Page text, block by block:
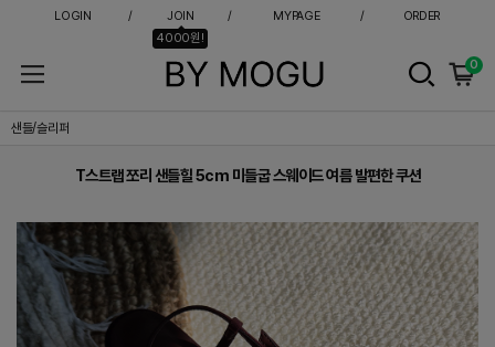
LOGIN
JOIN
4000원!
MYPAGE ORDER
0
T스트랩 쪼리 샌들힐 5cm 미들굽 스웨이드 여름 발편한 쿠션
샌들/슬리퍼
T스트랩 쪼리 샌들힐 5cm 미들굽 스웨이드 여름 발편한 쿠션